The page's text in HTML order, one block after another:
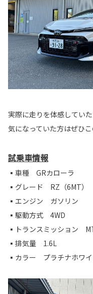
実際に走りを体感してい
気になっていた方はぜひ
試乗車情報
▪車種 GRカローラ
▪グレード RZ（6MT）
▪エンジン ガソリン
▪駆動方式 4WD
▪トランスミッション
▪排気量 1.6L
▪カラー プラチナホワイ